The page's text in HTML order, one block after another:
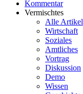
Kommentar
Vermischtes
Alle Artikel
Wirtschaft
Soziales
Amtliches
Vortrag
Diskussion
Demo
Wissen